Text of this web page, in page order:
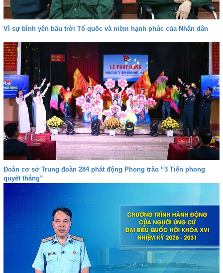
Vì sự bình yên bầu trời Tổ quốc và niềm hạnh phúc của Nhân dân
Đoàn cơ sở Trung đoàn 284 phát động Phong trào “3 Tiên phong
quyết thắng”